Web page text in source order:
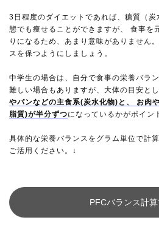
3日程度のダイエットであれば、糖質（
態でも痩せることができますが、 食事を
りになるため、あまり意味がありません
スを保つようにしましょう。
中学生の場合は、自分で食事の栄養バラ
難しい場合もありますが、大体の目安と
やパンなどの主食系(炭水化物)と、 お肉
脂質)が半分ずつになっているかがポイン
具体的な栄養バランスをグラム単位で計
ご活用ください。↓
PFCバランス計